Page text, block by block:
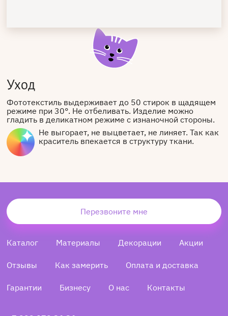
Уход
Фототекстиль выдерживает до 50 стирок в щадящем
режиме при 30°. Не отбеливать. Изделие можно
гладить в деликатном режиме с изнаночной стороны.
Не выгорает, не выцветает, не линяет. Так как
краситель впекается в структуру ткани.
Перезвоните мне
Каталог Материалы Декорации Акции
Отзывы Как замерить Оплата и доставка
Гарантии Бизнесу О нас Контакты